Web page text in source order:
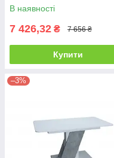
В наявності
7 426,32 ₴ 7 656 ₴
Купити
–3%